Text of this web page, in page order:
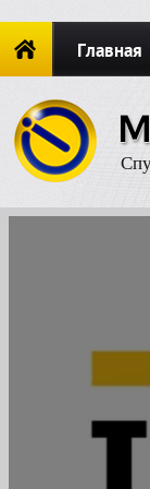
Главная
Новости